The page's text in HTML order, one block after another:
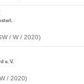
/ W / 2020)
e. V.
/ 2020)